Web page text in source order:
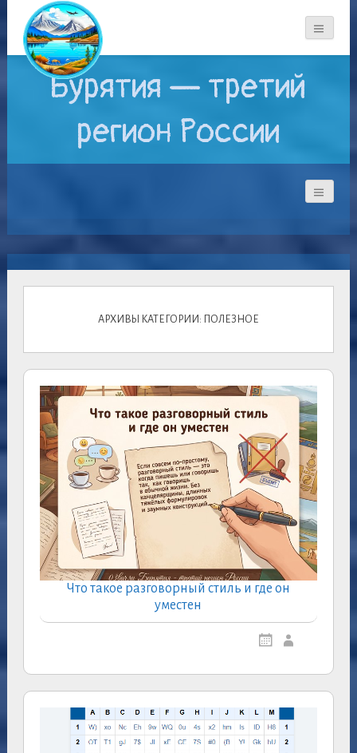
Бурятия — третий
регион России
АРХИВЫ КАТЕГОРИИ: ПОЛЕЗНОЕ
Что такое разговорный стиль и где он
уместен